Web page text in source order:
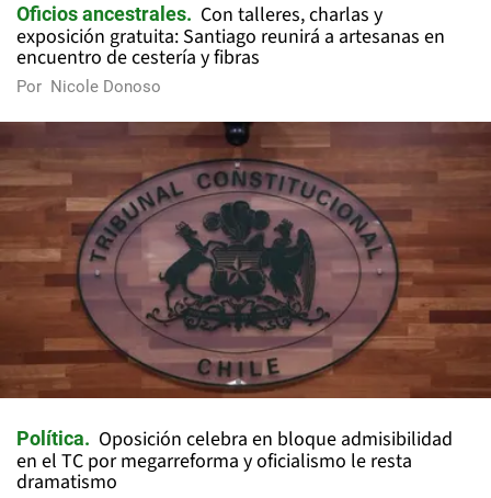
Oficios ancestrales
Con talleres, charlas y
exposición gratuita: Santiago reunirá a artesanas en
encuentro de cestería y fibras
Por Nicole Donoso
Política
Oposición celebra en bloque admisibilidad
en el TC por megarreforma y oficialismo le resta
dramatismo